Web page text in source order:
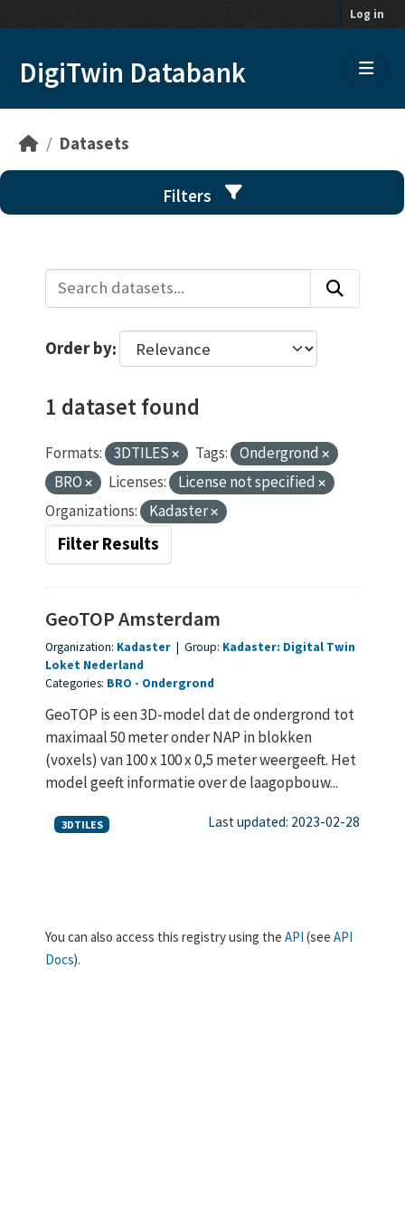
Log in
DigiTwin Databank
Datasets
Filters
Order by
1 dataset found
Formats: 3DTILES Tags:
Ondergrond
BRO
Licenses:
License not specified
Organizations:
Kadaster
Filter Results
GeoTOP Amsterdam
Organization: Kadaster | Group: Kadaster: Digital Twin
Loket Nederland
Categories: BRO Ondergrond
GeoTOP is een 3D-model dat de ondergrond tot
maximaal 50 meter onder NAP in blokken
(voxels) van 100 x 100 x 0,5 meter weergeeft. Het
model geeft informatie over de laagopbouw...
3DTILES Last updated: 2023-02-28
You can also access this registry using the API (see API
Docs).